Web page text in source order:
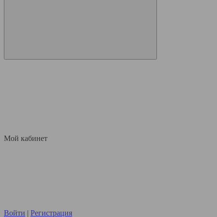
Мой кабинет
Войти | Регистрация